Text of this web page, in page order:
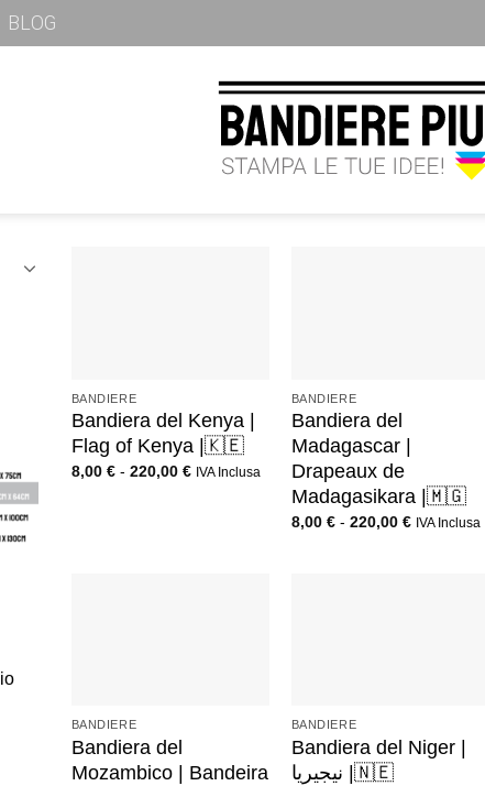
BLOG
BANDIERE
Bandiera del Kenya |
Flag of Kenya |🇰🇪
8,00 € - 220,00 € IVA Inclusa
BANDIERE
Bandiera del
Madagascar |
Drapeaux de
Madagasikara |🇲🇬
8,00 € - 220,00 € IVA Inclusa
BANDIERE
Bandiera del
Mozambico | Bandeira
BANDIERE
Bandiera del Niger |
نيجيريا |🇳🇪